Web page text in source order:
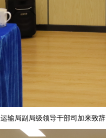
输局副局级领导干部司加来致辞